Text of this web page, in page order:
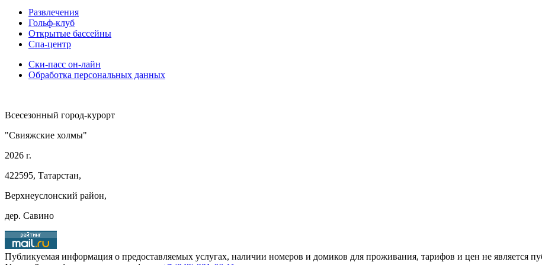
Развлечения
Гольф-клуб
Открытые бассейны
Спа-центр
Ски-пасс он-лайн
Обработка персональных данных
Всесезонный город-курорт
"Свияжские холмы"
2026 г.
422595, Татарстан,
Верхнеуслонский район,
дер. Савино
Публикуемая информация о предоставляемых услугах, наличии номеров и домиков для проживания, тарифов и цен не является